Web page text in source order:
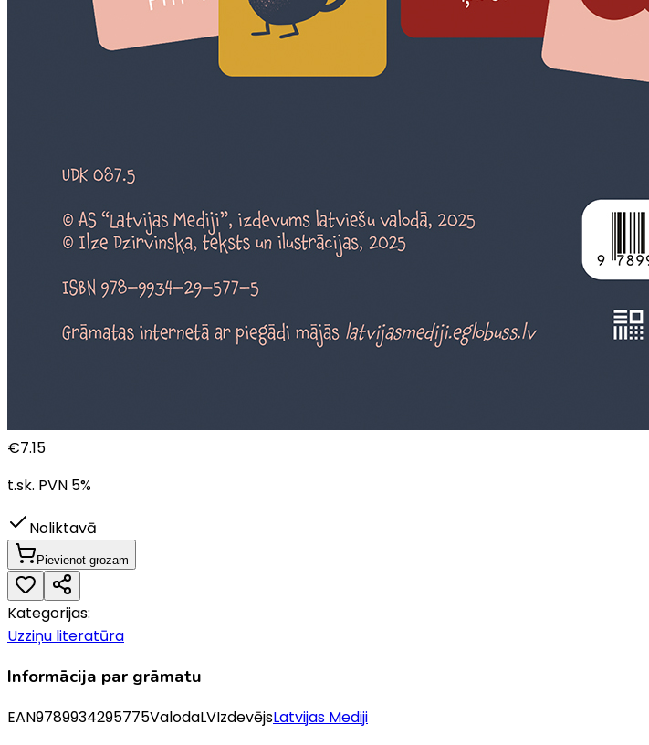
€7.15
t.sk. PVN 5%
Noliktavā
Pievienot grozam
Kategorijas:
Uzziņu literatūra
Informācija par grāmatu
EAN9789934295775ValodaLVIzdevējsLatvijas Mediji